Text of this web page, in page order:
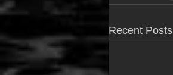
Recent Posts